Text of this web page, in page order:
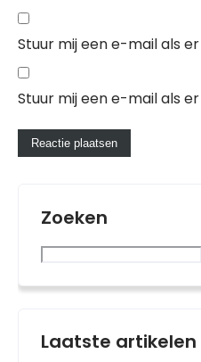
Stuur mij een e-mail als
Stuur mij een e-mail als
Zoeken
Laatste artikelen